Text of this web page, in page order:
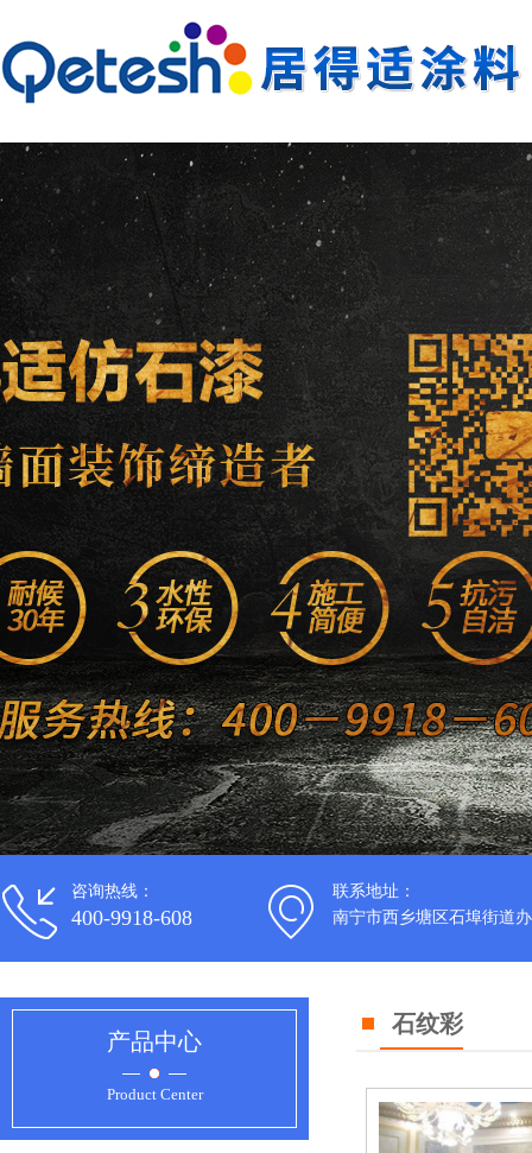
咨询热线：
400-9918-608
联系地址：
南宁市西乡塘区石埠街道
产品中心
Product Center
石纹彩